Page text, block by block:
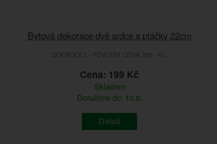
Bytová dekorace dvě srdce s ptáčky 22cm
DOPRODEJ - PŮVODNÍ CENA 329.- Kč
Cena: 199 Kč
Skladem
Doručíme do: 10.8.
Detail